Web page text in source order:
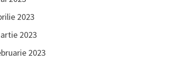
2023
2023
2023